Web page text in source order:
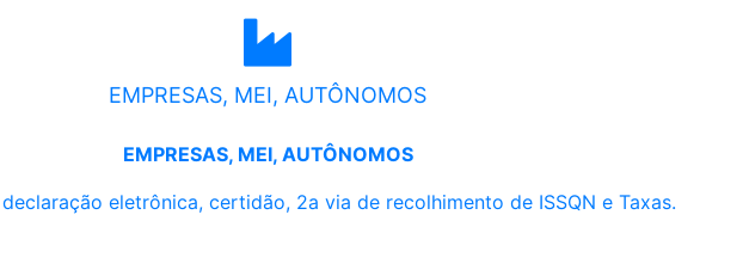
EMPRESAS, MEI, AUTÔNOMOS
EMPRESAS, MEI, AUTÔNOMOS
eletrônica, certidão, 2a via de recolhimento de ISSQN e Taxas.